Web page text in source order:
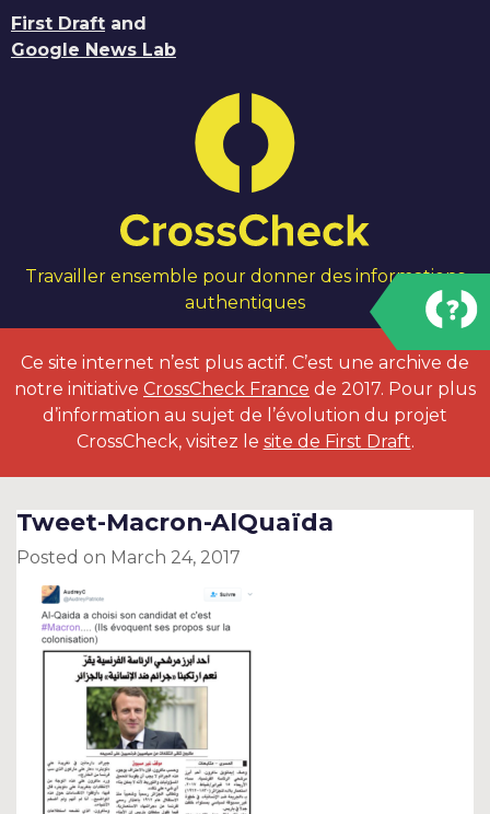
First Draft and
Google News Lab
Travailler ensemble pour donner des informations
authentiques
Ce site internet n’est plus actif. C’est une archive de
notre initiative CrossCheck France de 2017. Pour plus
d’information au sujet de l’évolution du projet
CrossCheck, visitez le site de First Draft.
Tweet-Macron-AlQuaïda
Posted on March 24, 2017